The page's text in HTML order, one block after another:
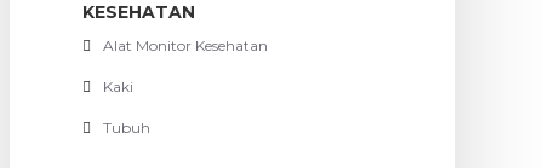
KESEHATAN
Alat Monitor Kesehatan
Kaki
Tubuh